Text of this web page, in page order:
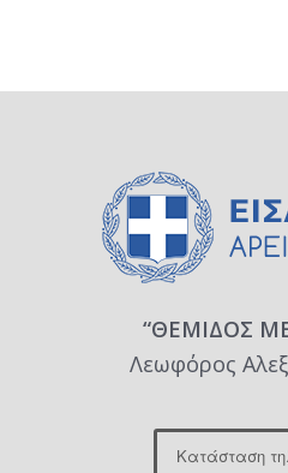
“ΘΕΜΙΔΟΣ
Λεωφόρος
Κατάσταση